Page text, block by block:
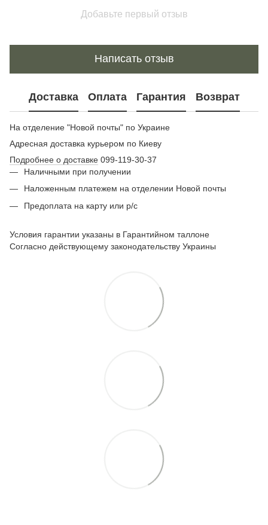
Добавьте первый отзыв
Написать отзыв
Доставка Оплата Гарантия Возврат
На отделение "Новой почты" по Украине
Адресная доставка курьером по Киеву
Подробнее о доставке 099-119-30-37
Наличными при получении
Наложенным платежем на отделении Новой почты
Предоплата на карту или р/с
Условия гарантии указаны в Гарантийном таллоне
Согласно действующему законодательству Украины